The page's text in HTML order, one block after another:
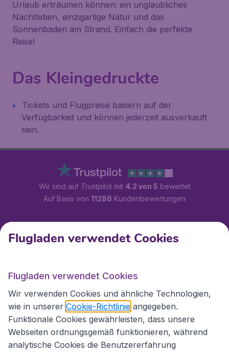
Urlaub erträumen können: ein unglaubliches
Nachtleben, einzigartige Natur und das
Sonnenbaden am Strand. Einfach die perfekte
Reise!
Das Kleingedruckte
Tickets und Flugpreise basiern auf der
Verfügbarkeit und können jederzeit ausverkauft
sein.
Wir sind auf Trustpilot mit 4.2 von 5 bewertet
Auf Basis von 11286 Kundenbewertungen
Kundenservice
Flugladen.at
Internationale Webseiten
Flugladen verwendet Cookies
Flugladen verwendet Cookies
Wir verwenden Cookies und ähnliche Technologien,
wie in unserer Cookie-Richtlinie angegeben.
Funktionale Cookies gewährleisten, dass unsere
Webseiten ordnungsgemäß funktionieren, während
analytische Cookies die Benutzererfahrung